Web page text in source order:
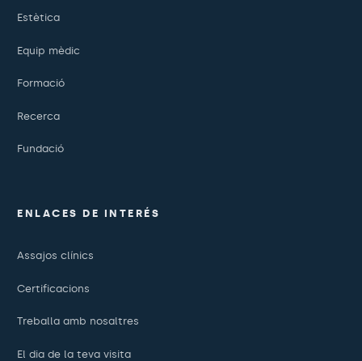
Estètica
Equip mèdic
Formació
Recerca
Fundació
ENLACES DE INTERÉS
Assajos clínics
Certificacions
Treballa amb nosaltres
El dia de la teva visita